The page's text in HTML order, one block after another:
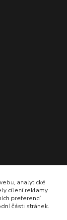
analytické
cílení reklamy
preferencí
části stránek.